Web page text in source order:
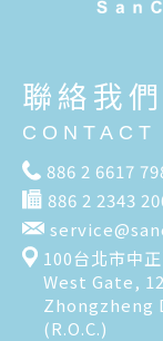
聯絡我們
CONTACT
886 2 6617
886 2 2343
100台北市中
West Gate,
Zhongzheng
(R.O.C.)